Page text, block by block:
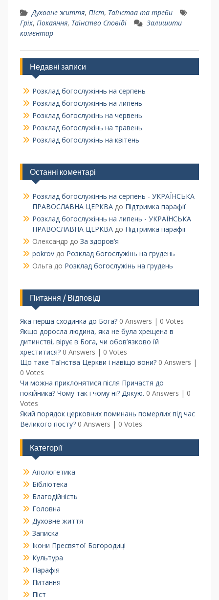
Духовне життя, Піст, Таїнства та треби
Гріх, Покаяння, Таїнство Сповіді
Залишити
коментар
Недавні записи
Розклад богослужіннь на серпень
Розклад богослужіннь на липень
Розклад богослужінь на червень
Розклад богослужінь на травень
Розклад богослужінь на квітень
Останні коментарі
Розклад богослужіннь на серпень - УКРАЇНСЬКА
ПРАВОСЛАВНА ЦЕРКВАдо Підтримка парафії
Розклад богослужіннь на липень - УКРАЇНСЬКА
ПРАВОСЛАВНА ЦЕРКВАдо Підтримка парафії
Олександр до За здоров’я
pokrovдо Розклад богослужінь на грудень
Ольга до Розклад богослужінь на грудень
Питання / Відповіді
Яка перша сходинка до Бога? 0 Answers | 0 Votes
Якщо доросла людина, яка не була хрещена в
дитинстві, вірує в Бога, чи обов’язково їй
хреститися? 0 Answers | 0 Votes
Що таке Таїнства Церкви і навіщо вони? 0 Answers |
0 Votes
Чи можна приклонятися після Причастя до
покійника? Чому так і чому ні? Дякую. 0 Answers | 0
Votes
Який порядок церковних поминань померлих під час
Великого посту? 0 Answers | 0 Votes
Категорії
Апологетика
Бібліотека
Благодійність
Головна
Духовне життя
Записка
Ікони Пресвятої Богородиці
Культура
Парафія
Питання
Піст